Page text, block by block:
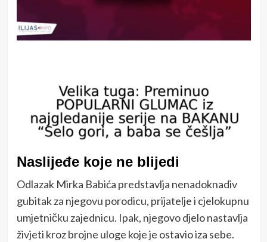
Naslijeđe koje ne blijedi
Odlazak Mirka Babića predstavlja nenadoknadiv
gubitak za njegovu porodicu, prijatelje i cjelokupnu
umjetničku zajednicu. Ipak, njegovo djelo nastavlja
živjeti kroz brojne uloge koje je ostavio iza sebe.